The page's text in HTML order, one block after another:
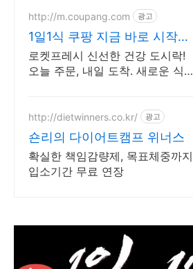
http://m.coupang.com 광고
1일1식 쿠팡 지금 바로 시작해
요
로켓프레시 신선한 건강 도시락!
오늘 주문, 내일 도착. 새로운 식단
http://dietwinners.co.kr/ 광고
숀리의 다이어트캠프 위너스
확실한 책임감량제, 목표체중까지
입소기간 무료 연장